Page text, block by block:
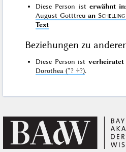
Diese Person ist erwähnt in
August Gotttreuan Schelling
Text
Beziehungen zu
Diese Person ist
Dorothea (*? †?).